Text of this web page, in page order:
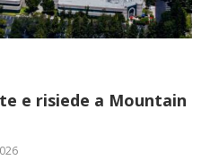
e risiede a Mountain